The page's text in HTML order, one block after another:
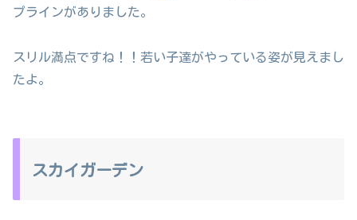
プラインがありました。
スリル満点ですね！！若い子達がやっている姿が見えまし
たよ。
スカイガーデン